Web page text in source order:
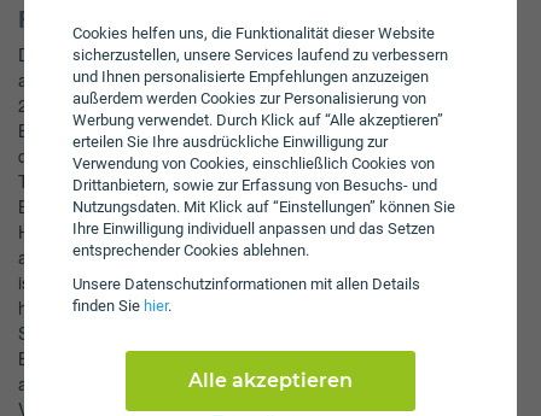
Cookies helfen uns, die Funktionalität dieser Website
sicherzustellen, unsere Services laufend zu verbessern
und Ihnen personalisierte Empfehlungen anzuzeigen
außerdem werden Cookies zur Personalisierung von
Werbung verwendet. Durch Klick auf “Alle akzeptieren”
erteilen Sie Ihre ausdrückliche Einwilligung zur
Verwendung von Cookies, einschließlich Cookies von
Drittanbietern, sowie zur Erfassung von Besuchs- und
Nutzungsdaten. Mit Klick auf “Einstellungen” können Sie
Ihre Einwilligung individuell anpassen und das Setzen
entsprechender Cookies ablehnen.
Unsere Daten­schutz­informationen mit allen Details
finden Sie hier.
Alle akzeptieren
Fakten zu Hermagor-Pressegger See
Der Schuldenstand von Hermagor beträgt 6,7 Mio. Euro (Daten
aus 2009). Hermagor-Pressegger See hat bei einer Fläche von
205,4 km2 etwa 177,3 km2 Grünflächen. Die
Bevölkerungsentwicklung liegt bei ca. 0,2% pro Jahr (auf Basis
der Entwicklung der Einwohnerzahl von 2001 auf 2006: von 7,2
Tsd. auf 7,2 Tsd.). Die bekanntesten Sehenswürdigkeiten sind
Burgruine Khünburg, chloss Möderndorf und Pfarrkirche
Hermagor. Die Bevölkerung hat sich von 7,2 Tsd. im Jahr 1951
auf 7,1 Tsd. im Jahr 2010 entwickelt. Hermagor-Pressegger See
ist eine österreichische Stadt im Bundesland Kärnten. Hermagor
hat eine Baufläche von 0,7 km2. Auf jeden Bewohner kommen
Schulden der Stadt in Höhe von etwa 943 Euro. Die
Bevölkerungszahl weist einen Anstieg mit einer Rate von 0,2%
auf. Hermagor-Pressegger See liegt bei der öffentlichen
Verschuldung im 2. Quartil aller Städte in Österreich (Schulden